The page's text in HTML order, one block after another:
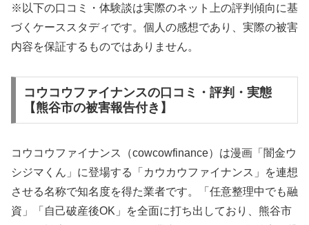
※以下の口コミ・体験談は実際のネット上の評判傾向に基
づくケーススタディです。個人の感想であり、実際の被害
内容を保証するものではありません。
コウコウファイナンスの口コミ・評判・実態
【熊谷市の被害報告付き】
コウコウファイナンス（cowcowfinance）は漫画「闇金ウ
シジマくん」に登場する「カウカウファイナンス」を連想
させる名称で知名度を得た業者です。「任意整理中でも融
資」「自己破産後OK」を全面に打ち出しており、熊谷市